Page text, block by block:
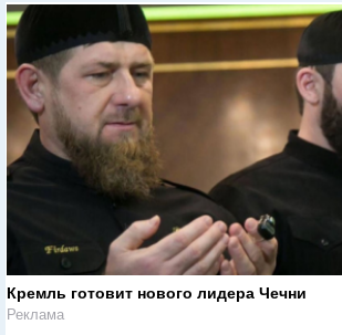
Кремль готовит нового лидера Чечни
Реклама